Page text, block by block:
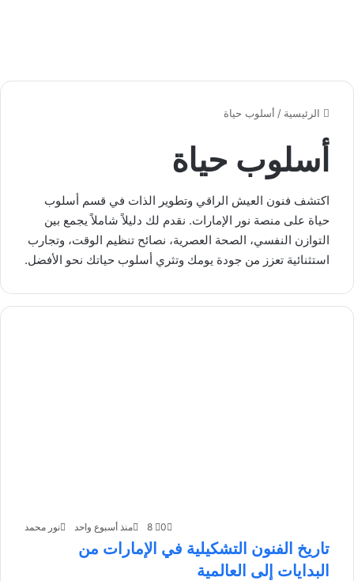
الرئيسية / أسلوب حياة
أسلوب حياة
اكتشف فنون العيش الراقي وتطوير الذات في قسم أسلوب
حياة على منصة نور الإمارات. نقدم لك دليلاً شاملاً يجمع بين
التوازن النفسي، الصحة العصرية، نصائح تنظيم الوقت، وتجارب
استثنائية تعزز من جودة يومك وتثري أسلوب حياتك نحو الأفضل.
نور محمد منذ أسبوع واحد 0
تاريخ الفنون التشكيلية في الإمارات من
البدايات إلى العالمية